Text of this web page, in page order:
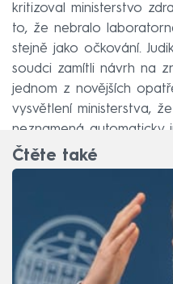
kritizoval ministerstvo
to, že nebralo
stejně jako očkování.
soudci zamítli návrh na
jednom z novějších
vysvětlení ministerstva,
neznamená automaticky
Čtěte také